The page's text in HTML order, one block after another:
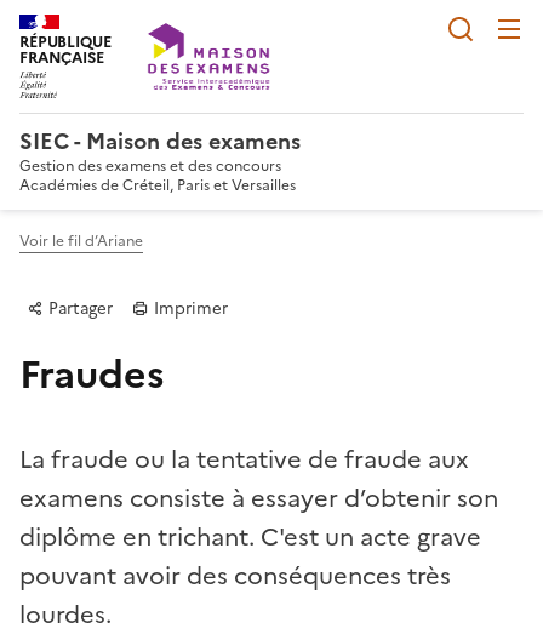
RÉPUBLIQUE
FRANÇAISE
SIEC - Maison des examens
Gestion des examens et des concours
Académies de Créteil, Paris et Versailles
Voir le fil d’Ariane
Partager Imprimer
Fraudes
Partager sur Facebook
Partager sur Twitter
Partager sur LinkedIn
Partager par email
Copier dans le
La fraude ou la tentative de fraude aux
examens consiste à essayer d’obtenir son
diplôme en trichant. C'est un acte grave
pouvant avoir des conséquences très
lourdes.